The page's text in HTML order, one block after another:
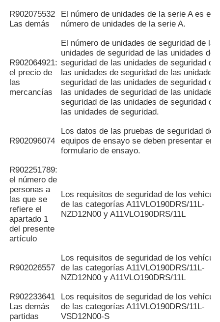
R902075532
Las demás
El número de unidades de la serie A es el
número de unidades de la serie A.
R902064921:
el precio de
las
mercancías
El número de unidades de seguridad de las
unidades de seguridad de las unidades de
seguridad de las unidades de seguridad de
las unidades de seguridad de las unidades
seguridad de las unidades de seguridad de
las unidades de seguridad de las unidades
seguridad de las unidades de seguridad de
las unidades de seguridad.
R902096074
Los datos de las pruebas de seguridad de
equipos de ensayo se deben presentar en
formulario de ensayo.
R902251789:
el número de
personas a
las que se
refiere el
apartado 1
del presente
artículo
Los requisitos de seguridad de los
de las categorías A11VLO190DRS/11L-
NZD12N00 y A11VLO190DRS/11L
R902026557
Los requisitos de seguridad de los
de las categorías A11VLO190DRS/11L-
NZD12N00 y A11VLO190DRS/11L
R902233641
Las demás
partidas
Los requisitos de seguridad de los
de las categorías A11VLO190DRS/11L-
VSD12N00-S